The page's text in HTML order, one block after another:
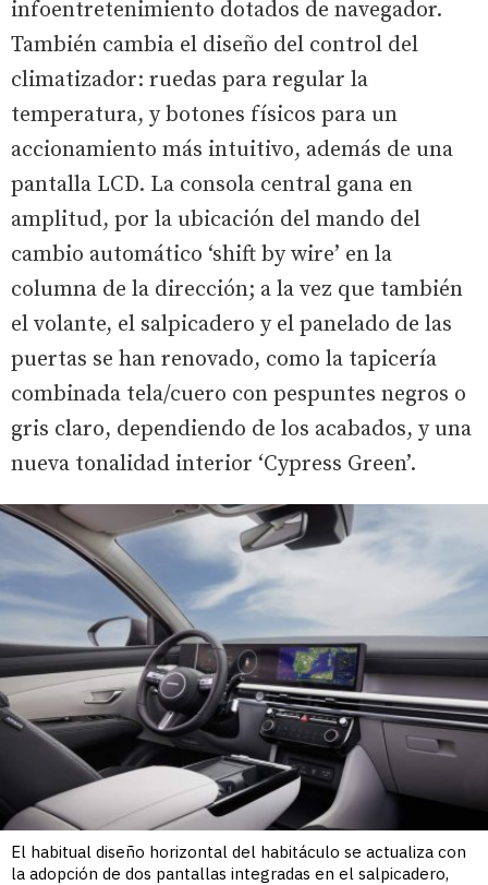
infoentretenimiento dotados de navegador.
También cambia el diseño del control del
climatizador: ruedas para regular la
temperatura, y botones físicos para un
accionamiento más intuitivo, además de una
pantalla LCD. La consola central gana en
amplitud, por la ubicación del mando del
cambio automático ‘shift by wire’ en la
columna de la dirección; a la vez que también
el volante, el salpicadero y el panelado de las
puertas se han renovado, como la tapicería
combinada tela/cuero con pespuntes negros o
gris claro, dependiendo de los acabados, y una
nueva tonalidad interior ‘Cypress Green’.
El habitual diseño horizontal del habitáculo se actualiza con
la adopción de dos pantallas integradas en el salpicadero,